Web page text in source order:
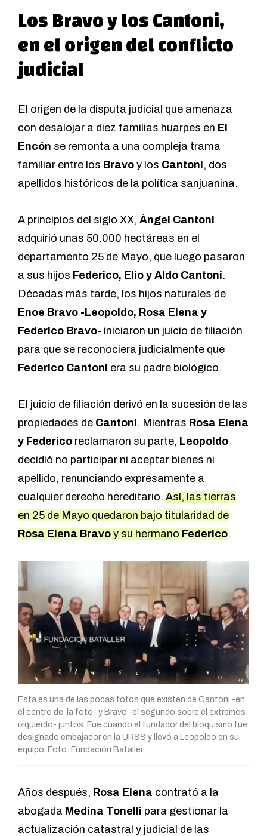
Los Bravo y los Cantoni,
en el origen del conflicto
judicial
El origen de la disputa judicial que amenaza
con desalojar a diez familias huarpes en El
Encón se remonta a una compleja trama
familiar entre los Bravo y los Cantoni, dos
apellidos históricos de la política sanjuanina.
A principios del siglo XX, Ángel Cantoni
adquirió unas 50.000 hectáreas en el
departamento 25 de Mayo, que luego pasaron
a sus hijos Federico, Elio y Aldo Cantoni.
Décadas más tarde, los hijos naturales de
Enoe Bravo -Leopoldo, Rosa Elena y
Federico Bravo- iniciaron un juicio de filiación
para que se reconociera judicialmente que
Federico Cantoni era su padre biológico.
El juicio de filiación derivó en la sucesión de las
propiedades de Cantoni. Mientras Rosa Elena
y Federico reclamaron su parte, Leopoldo
decidió no participar ni aceptar bienes ni
apellido, renunciando expresamente a
cualquier derecho hereditario. Así, las tierras
en 25 de Mayo quedaron bajo titularidad de
Rosa Elena Bravo y su hermano Federico.
Esta es una de las pocas fotos que existen de Cantoni -en
el centro de la foto- y Bravo -el segundo sobre el extremos
izquierdo- juntos. Fue cuando el fundador del bloquismo fue
designado embajador en la URSS y llevó a Leopoldo en su
equipo. Foto: Fundación Bataller
Años después, Rosa Elena contrató a la
abogada Medina Tonelli para gestionar la
actualización catastral y judicial de las